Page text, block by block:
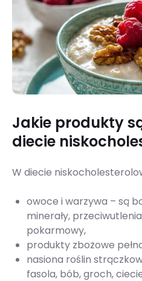
Jakie produkty
diecie
W diecie
owoce i warzywa – są
minerały,
pokarmowy,
produkty zbożowe
nasiona roślin
fasola, bób, groch,